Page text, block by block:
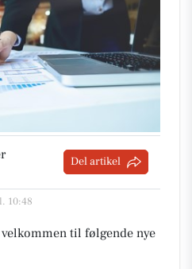
Del artikel
10:48
til følgende nye